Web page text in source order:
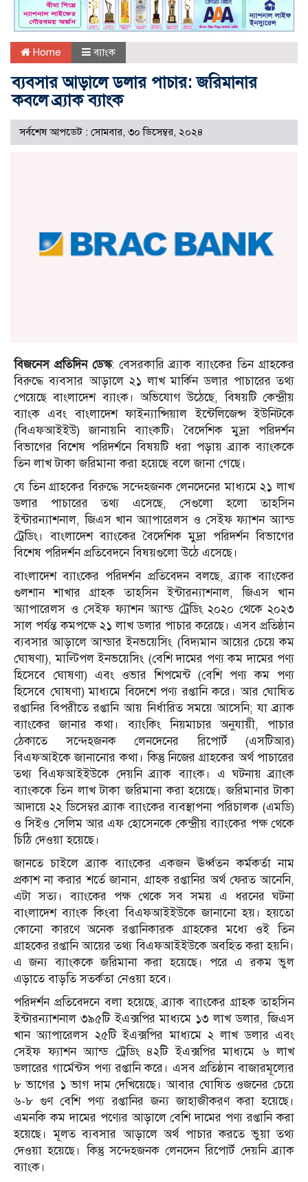
Home ব্যাংক
ব্যবসার আড়ালে ডলার পাচার: জরিমানার
কবলে ব্র্যাক ব্যাংক
সর্বশেষ আপডেট : সোমবার, ৩০ ডিসেম্বর, ২০২৪
বিজনেস প্রতিদিন ডেস্ক: বেসরকারি ব্র্যাক ব্যাংকের তিন গ্রাহকের
বিরুদ্ধে ব্যবসার আড়ালে ২১ লাখ মার্কিন ডলার পাচারের তথ্য
পেয়েছে বাংলাদেশ ব্যাংক। অভিযোগ উঠেছে, বিষয়টি কেন্দ্রীয়
ব্যাংক এবং বাংলাদেশ ফাইন্যান্সিয়াল ইন্টেলিজেন্স ইউনিটকে
(বিএফআইইউ) জানায়নি ব্যাংকটি। বৈদেশিক মুদ্রা পরিদর্শন
বিভাগের বিশেষ পরিদর্শনে বিষয়টি ধরা পড়ায় ব্র্যাক ব্যাংককে
তিন লাখ টাকা জরিমানা করা হয়েছে বলে জানা গেছে।
যে তিন গ্রাহকের বিরুদ্ধে সন্দেহজনক লেনদেনের মাধ্যমে ২১ লাখ
ডলার পাচারের তথ্য এসেছে, সেগুলো হলো তাহসিন
ইন্টারন্যাশনাল, জিএস খান অ্যাপারেলস ও সেইফ ফ্যাশন অ্যান্ড
ট্রেডিং। বাংলাদেশ ব্যাংকের বৈদেশিক মুদ্রা পরিদর্শন বিভাগের
বিশেষ পরিদর্শন প্রতিবেদনে বিষয়গুলো উঠে এসেছে।
বাংলাদেশ ব্যাংকের পরিদর্শন প্রতিবেদন বলছে, ব্র্যাক ব্যাংকের
গুলশান শাখার গ্রাহক তাহসিন ইন্টারন্যাশনাল, জিএস খান
অ্যাপারেলস ও সেইফ ফ্যাশন অ্যান্ড ট্রেডিং ২০২০ থেকে ২০২৩
সাল পর্যন্ত কমপক্ষে ২১ লাখ ডলার পাচার করেছে। এসব প্রতিষ্ঠান
ব্যবসার আড়ালে আন্ডার ইনভয়েসিং (বিদ্যমান আয়ের চেয়ে কম
ঘোষণা), মাল্টিপল ইনভয়েসিং (বেশি দামের পণ্য কম দামের পণ্য
হিসেবে ঘোষণা) এবং ওভার শিপমেন্ট (বেশি পণ্য কম পণ্য
হিসেবে ঘোষণা) মাধ্যমে বিদেশে পণ্য রপ্তানি করে। আর ঘোষিত
রপ্তানির বিপরীতে রপ্তানি আয় নির্ধারিত সময়ে আসেনি; যা ব্র্যাক
ব্যাংকের জানার কথা। ব্যাংকিং নিয়মাচার অনুযায়ী, পাচার
ঠেকাতে সন্দেহজনক লেনদেনের রিপোর্ট (এসটিআর)
বিএফআইকে জানানোর কথা। কিন্তু নিজের গ্রাহকের অর্থ পাচারের
তথ্য বিএফআইইউকে দেয়নি ব্র্যাক ব্যাংক। এ ঘটনায় ব্র্যাংক
ব্যাংককে তিন লাখ টাকা জরিমানা করা হয়েছে। জরিমানার টাকা
আদায়ে ২২ ডিসেম্বর ব্র্যাক ব্যাংকের ব্যবস্থাপনা পরিচালক (এমডি)
ও সিইও সেলিম আর এফ হোসেনকে কেন্দ্রীয় ব্যাংকের পক্ষ থেকে
চিঠি দেওয়া হয়েছে।
জানতে চাইলে ব্র্যাক ব্যাংকের একজন ঊর্ধ্বতন কর্মকর্তা নাম
প্রকাশ না করার শর্তে জানান, গ্রাহক রপ্তানির অর্থ ফেরত আনেনি,
এটা সত্য। ব্যাংকের পক্ষ থেকে সব সময় এ ধরনের ঘটনা
বাংলাদেশ ব্যাংক কিংবা বিএফআইইউকে জানানো হয়। হয়তো
কোনো কারণে অনেক রপ্তানিকারক গ্রাহকের মধ্যে ওই তিন
গ্রাহকের রপ্তানি আয়ের তথ্য বিএফআইইউকে অবহিত করা হয়নি।
এ জন্য ব্যাংককে জরিমানা করা হয়েছে। পরে এ রকম ভুল
এড়াতে বাড়তি সতর্কতা নেওয়া হবে।
পরিদর্শন প্রতিবেদনে বলা হয়েছে, ব্র্যাক ব্যাংকের গ্রাহক তাহসিন
ইন্টারন্যাশনাল ৩৯৫টি ইএক্সপির মাধ্যমে ১৩ লাখ ডলার, জিএস
খান অ্যাপারেলস ২৫টি ইএক্সপির মাধ্যমে ২ লাখ ডলার এবং
সেইফ ফ্যাশন অ্যান্ড ট্রেডিং ৪২টি ইএক্সপির মাধ্যমে ৬ লাখ
ডলারের গার্মেন্টস পণ্য রপ্তানি করে। এসব প্রতিষ্ঠান বাজারমূল্যের
৮ ভাগের ১ ভাগ দাম দেখিয়েছে। আবার ঘোষিত ওজনের চেয়ে
৬-৮ গুণ বেশি পণ্য রপ্তানির জন্য জাহাজীকরণ করা হয়েছে।
এমনকি কম দামের পণ্যের আড়ালে বেশি দামের পণ্য রপ্তানি করা
হয়েছে। মূলত ব্যবসার আড়ালে অর্থ পাচার করতে ভুয়া তথ্য
দেওয়া হয়েছে। কিন্তু সন্দেহজনক লেনদেন রিপোর্ট দেয়নি ব্র্যাক
ব্যাংক।